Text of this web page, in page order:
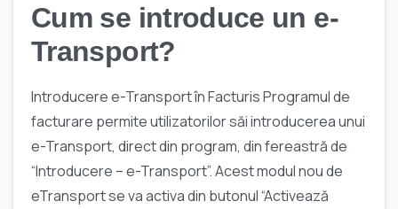
Cum se introduce un e-
Transport?
Introducere e-Transport în Facturis Programul de
facturare permite utilizatorilor săi introducerea unui
e-Transport, direct din program, din fereastră de
“Introducere – e-Transport”. Acest modul nou de
eTransport se va activa din butonul “Activează